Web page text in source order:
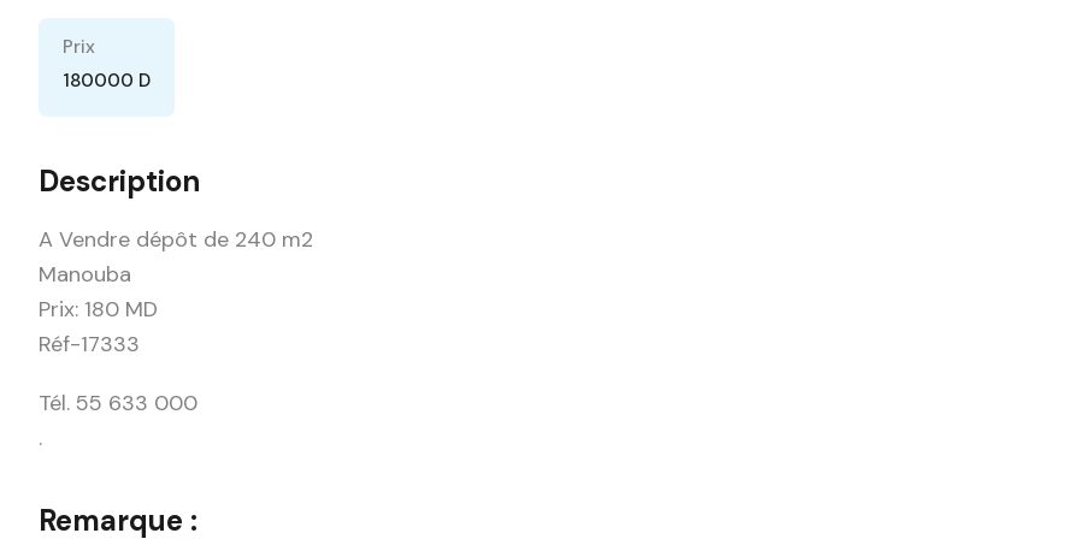
Prix
180000 D
Description
A Vendre dépôt de 240 m2
Manouba
Prix: 180 MD
Réf-17333
Tél. 55 633 000
.
Remarque :